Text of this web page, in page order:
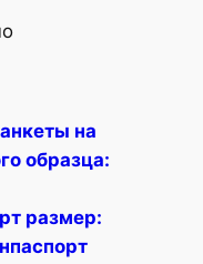
на
образца:
размер: